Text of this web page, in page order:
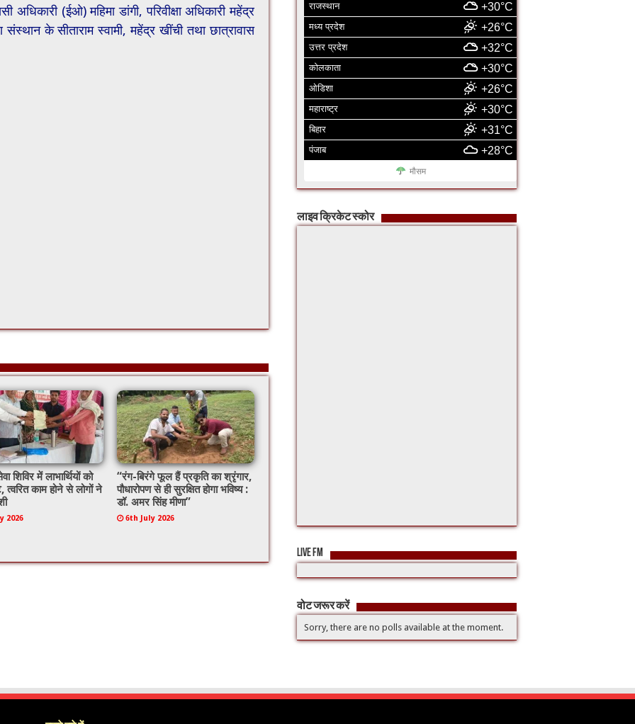
अधिकारी (ईओ) महिमा डांगी, परिवीक्षा अधिकारी महेंद्र
संस्थान के सीताराम स्वामी, महेंद्र खींची तथा छात्रावास
शिविर में लाभार्थियों को
त्वरित काम होने से लोगों ने
2026
“रंग-बिरंगे फूल हैं प्रकृति का श्रृंगार,
पौधारोपण से ही सुरक्षित होगा भविष्य :
डॉ. अमर सिंह मीणा”
6th July 2026
राजस्थान +30°C
मध्य प्रदेश +26°C
उत्तर प्रदेश +32°C
कोलकाता +30°C
ओडिशा +26°C
महाराष्ट्र +30°C
बिहार +31°C
पंजाब +28°C
मौसम
लाइव क्रिकेट स्कोर
LIVE FM
वोट जरूर करें
Sorry, there are no polls available at the moment.